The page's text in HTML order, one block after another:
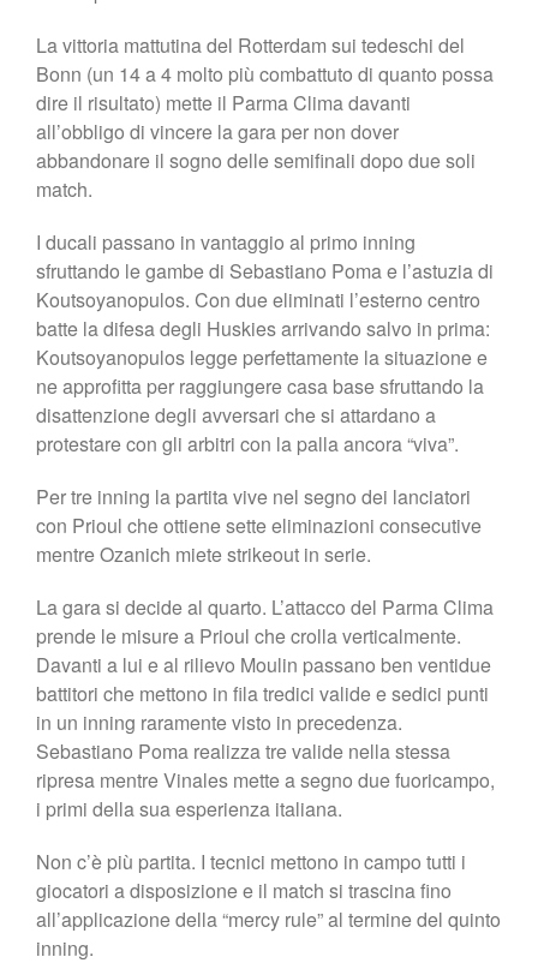
La vittoria mattutina del Rotterdam sui tedeschi del
Bonn (un 14 a 4 molto più combattuto di quanto possa
dire il risultato) mette il Parma Clima davanti
all’obbligo di vincere la gara per non dover
abbandonare il sogno delle semifinali dopo due soli
match.
I ducali passano in vantaggio al primo inning
sfruttando le gambe di Sebastiano Poma e l’astuzia di
Koutsoyanopulos. Con due eliminati l’esterno centro
batte la difesa degli Huskies arrivando salvo in prima:
Koutsoyanopulos legge perfettamente la situazione e
ne approfitta per raggiungere casa base sfruttando la
disattenzione degli avversari che si attardano a
protestare con gli arbitri con la palla ancora “viva”.
Per tre inning la partita vive nel segno dei lanciatori
con Prioul che ottiene sette eliminazioni consecutive
mentre Ozanich miete strikeout in serie.
La gara si decide al quarto. L’attacco del Parma Clima
prende le misure a Prioul che crolla verticalmente.
Davanti a lui e al rilievo Moulin passano ben ventidue
battitori che mettono in fila tredici valide e sedici punti
in un inning raramente visto in precedenza.
Sebastiano Poma realizza tre valide nella stessa
ripresa mentre Vinales mette a segno due fuoricampo,
i primi della sua esperienza italiana.
Non c’è più partita. I tecnici mettono in campo tutti i
giocatori a disposizione e il match si trascina fino
all’applicazione della “mercy rule” al termine del quinto
inning.